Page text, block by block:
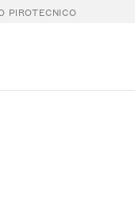
PIROTECNICO